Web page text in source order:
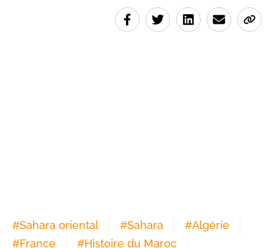
#Sahara oriental #Sahara #Algérie
#France #Histoire du Maroc